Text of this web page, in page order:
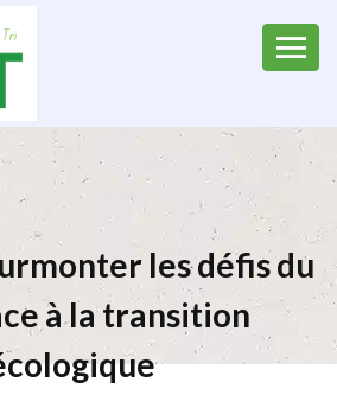
les défis du
à la transition